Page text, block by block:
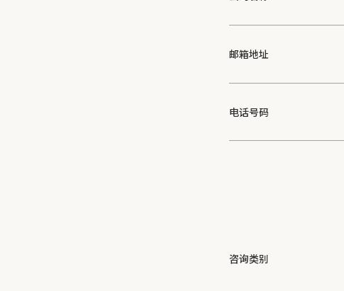
邮箱地址
电话号码
咨询类别